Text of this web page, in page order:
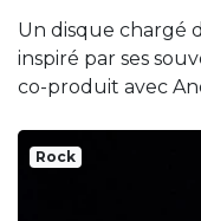
Un disque chargé
inspiré par ses
co-produit avec
Rock